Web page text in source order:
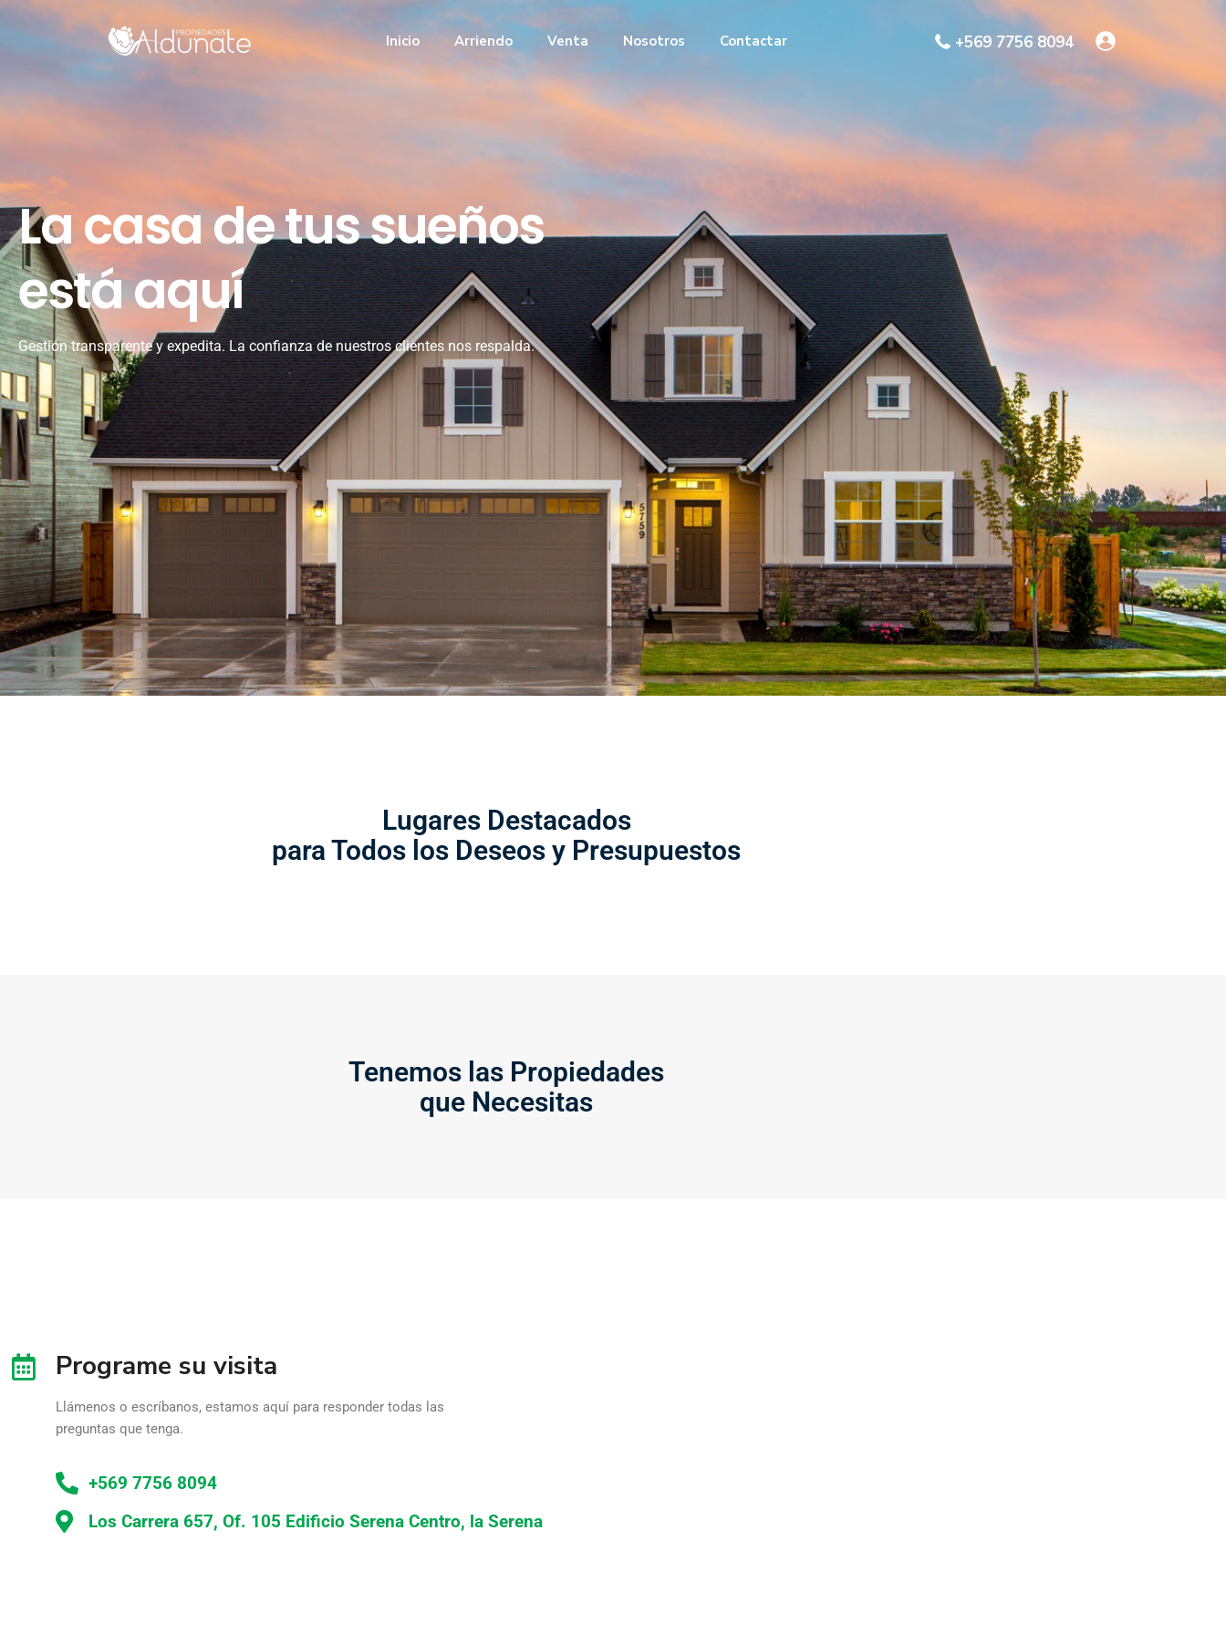
Inicio Arriendo Venta Nosotros Contactar +569 7756 8094
La casa de tus sueños
está aquí
Gestión transparente y expedita. La confianza de nuestros clientes nos respalda.
Lugares Destacados
para Todos los Deseos y Presupuestos
Tenemos las Propiedades
que Necesitas
Programe su visita
Llámenos o escríbanos, estamos aquí para responder todas las
preguntas que tenga.
+569 7756 8094
Los Carrera 657, Of. 105 Edificio Serena Centro, la Serena